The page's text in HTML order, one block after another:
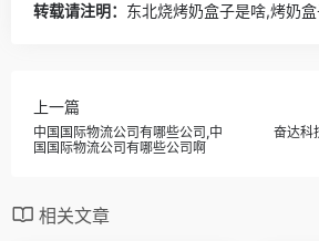
转载请注明： 东北烧烤奶盒子是啥,烤奶盒
上一篇
中国国际物流公司有哪些公司,中
国国际物流公司有哪些公司啊
奋达科
相关文章